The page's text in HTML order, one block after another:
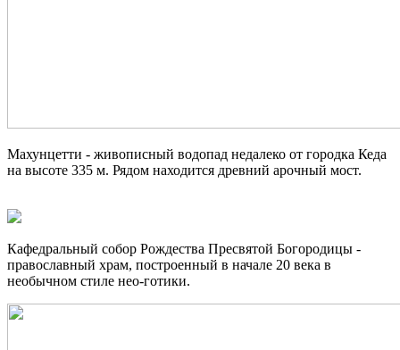
Махунцетти - живописный водопад недалеко от городка Кеда
на высоте 335 м. Рядом находится древний арочный мост.
Кафедральный собор Рождества Пресвятой Богородицы -
православный храм, построенный в начале 20 века в
необычном стиле нео-готики.